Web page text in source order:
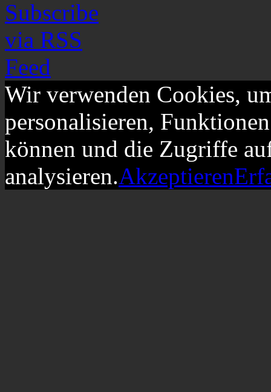
Wir verwenden Cookies,
personalisieren,
können und die Zugriffe
analysieren.Akzeptieren